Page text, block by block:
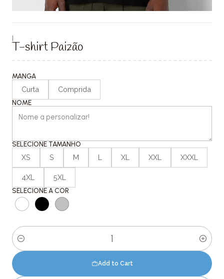
|
T-shirt Paizão
MANGA
Curta Comprida
NOME
SELECIONE TAMANHO
XS S M L XL XXL XXXL
4XL 5XL
SELECIONE A COR
Quantity
Add to Cart